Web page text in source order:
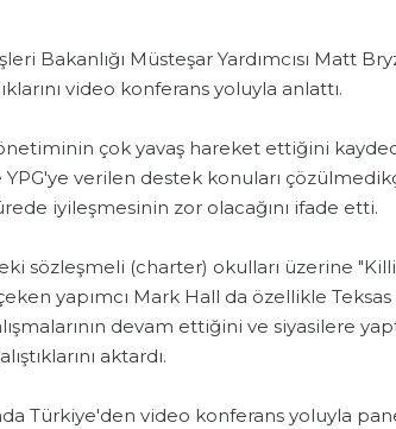
Bakanlığı Müsteşar Yardımcısı Matt
video konferans yoluyla anlattı.
çok yavaş hareket ettiğini
YPG'ye verilen destek konuları
iyileşmesinin zor olacağını ifade etti.
sözleşmeli (charter) okulları üzerine
yapımcı Mark Hall da özellikle
devam ettiğini ve siyasilere
aktardı.
Türkiye'den video konferans yoluyla